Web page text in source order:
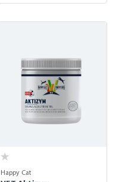
Happy Cat